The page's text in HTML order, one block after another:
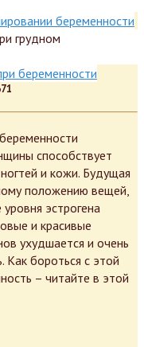
способствует
и кожи. Будущая
положению вещей,
эстрогена
и красивые
ухудшается и очень
Как бороться с этой
– читайте в этой